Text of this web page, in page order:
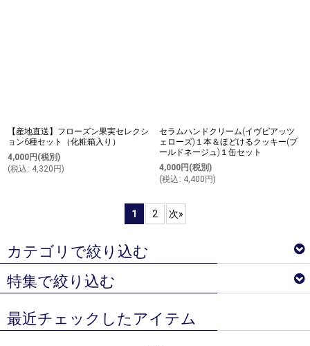
【産地直送】フローズン果実セレクシ
ョン6種セット（化粧箱入り）
4,000円 (税別)
(税込 : 4,320 円)
セラムハンドクリーム(イヴピアッツ
ェローズ)１本＆ほどけるクッキー(ブ
ールドネージュ)１缶セット
4,000円 (税別)
(税込 : 4,400 円)
1 2 次»
カテゴリで絞り込む
トマトクリスタル＆トマトルビー
ノンアルコールスパークリング＆ワイン
特集で絞り込む
ベジターレ サマーギフトギフト特集
最近チェックしたアイテム